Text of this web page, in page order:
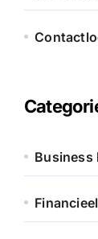
Business
Financieel